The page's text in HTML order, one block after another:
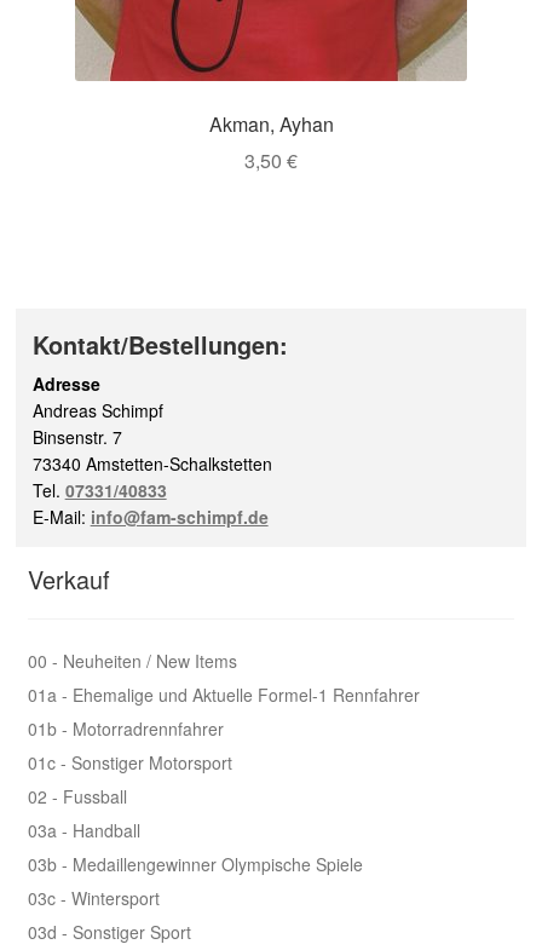
Akman, Ayhan
3,50 €
Kontakt/Bestellungen:
Adresse
Andreas Schimpf
Binsenstr. 7
73340 Amstetten-Schalkstetten
Tel. 07331/40833
E-Mail: info@fam-schimpf.de
Verkauf
00 - Neuheiten / New Items
01a - Ehemalige und Aktuelle Formel-1 Rennfahrer
01b - Motorradrennfahrer
01c - Sonstiger Motorsport
02 - Fussball
03a - Handball
03b - Medaillengewinner Olympische Spiele
03c - Wintersport
03d - Sonstiger Sport